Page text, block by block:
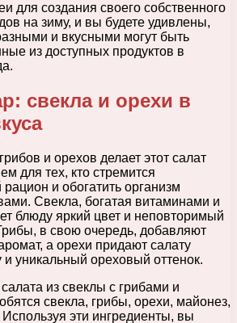
для создания своего собственного
на зиму, и вы будете удивлены,
и вкусными могут быть
из доступных продуктов в
свекла и орехи в
и орехов делает этот салат
для тех, кто стремится
рацион и обогатить организм
Свекла, богатая витаминами и
блюду яркий цвет и неповторимый
в свою очередь, добавляют
а орехи придают салату
и уникальный ореховый оттенок.
из свеклы с грибами и
свекла, грибы, орехи, майонез,
эти ингредиенты, вы